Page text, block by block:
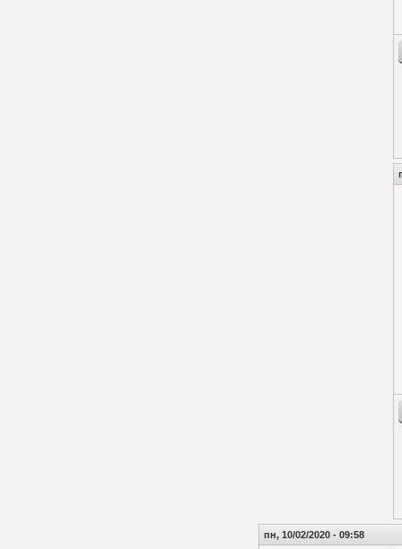
пн, 10/02/2020 - 09:58